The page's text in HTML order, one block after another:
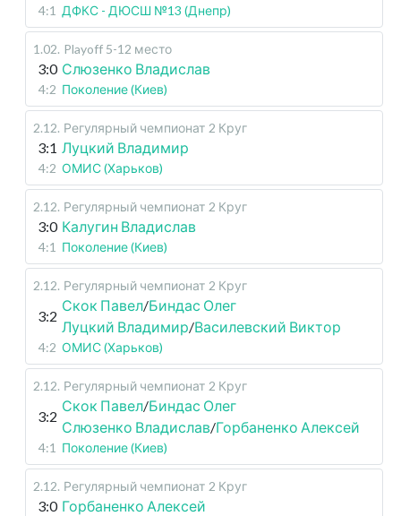
4:1 ДФКС - ДЮСШ №13 (Днепр)
1.02. Playoff 5-12 место
3:0 Слюзенко Владислав
4:2 Поколение (Киев)
2.12. Регулярный чемпионат 2 Круг
3:1 Луцкий Владимир
4:2 ОМИС (Харьков)
2.12. Регулярный чемпионат 2 Круг
3:0 Калугин Владислав
4:1 Поколение (Киев)
2.12. Регулярный чемпионат 2 Круг
3:2
Скок Павел/Биндас Олег
Луцкий Владимир/Василевский Виктор
4:2 ОМИС (Харьков)
2.12. Регулярный чемпионат 2 Круг
3:2
Скок Павел/Биндас Олег
Слюзенко Владислав/Горбаненко Алексей
4:1 Поколение (Киев)
2.12. Регулярный чемпионат 2 Круг
3:0 Горбаненко Алексей